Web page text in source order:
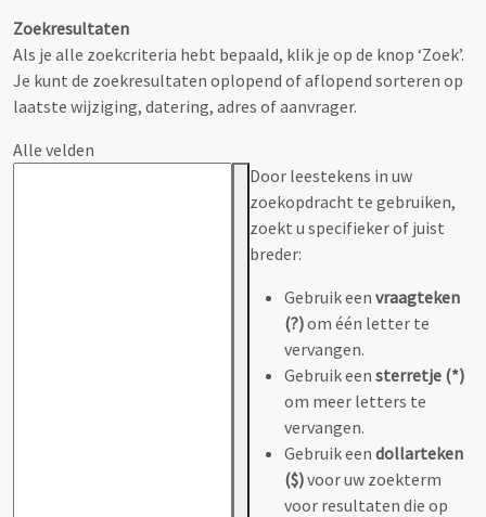
Zoekresultaten
Als je alle zoekcriteria hebt bepaald, klik je op de knop ‘Zoek’.
Je kunt de zoekresultaten oplopend of aflopend sorteren op
laatste wijziging, datering, adres of aanvrager.
Alle velden
Door leestekens in uw
zoekopdracht te gebruiken,
zoekt u specifieker of juist
breder:
Gebruik een vraagteken
(?)om één letter te
vervangen.
Gebruik een sterretje (*)
om meer letters te
vervangen.
Gebruik een dollarteken
($)voor uw zoekterm
voor resultaten die op